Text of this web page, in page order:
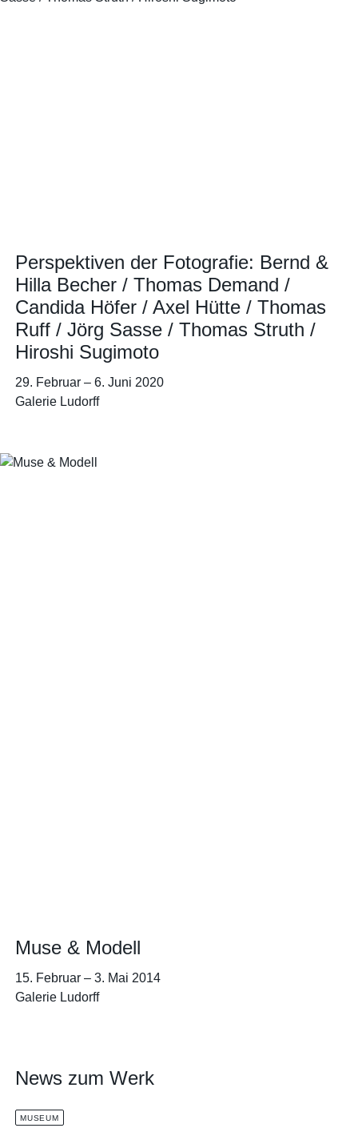
Perspektiven der Fotografie: Bernd &
Hilla Becher / Thomas Demand /
Candida Höfer / Axel Hütte / Thomas
Ruff / Jörg Sasse / Thomas Struth /
Hiroshi Sugimoto
29. Februar–6. Juni 2020
Galerie Ludorff
Muse & Modell
15. Februar–3. Mai 2014
Galerie Ludorff
News zum Werk
MUSEUM